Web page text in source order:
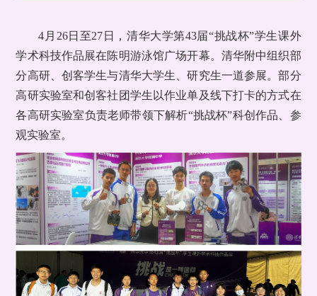
4月26日至27日，清华大学第43届“挑战杯”学生课外
学术科技作品展在陈明游泳馆广场开幕。清华附中组织部
分高研、创客学生与清华大学生、研究生一道参展。部分
高研实验室和创客社团学生以作业单及线下打卡的方式在
各高研实验室负责老师带领下解析“挑战杯”科创作品、参
观实验室。